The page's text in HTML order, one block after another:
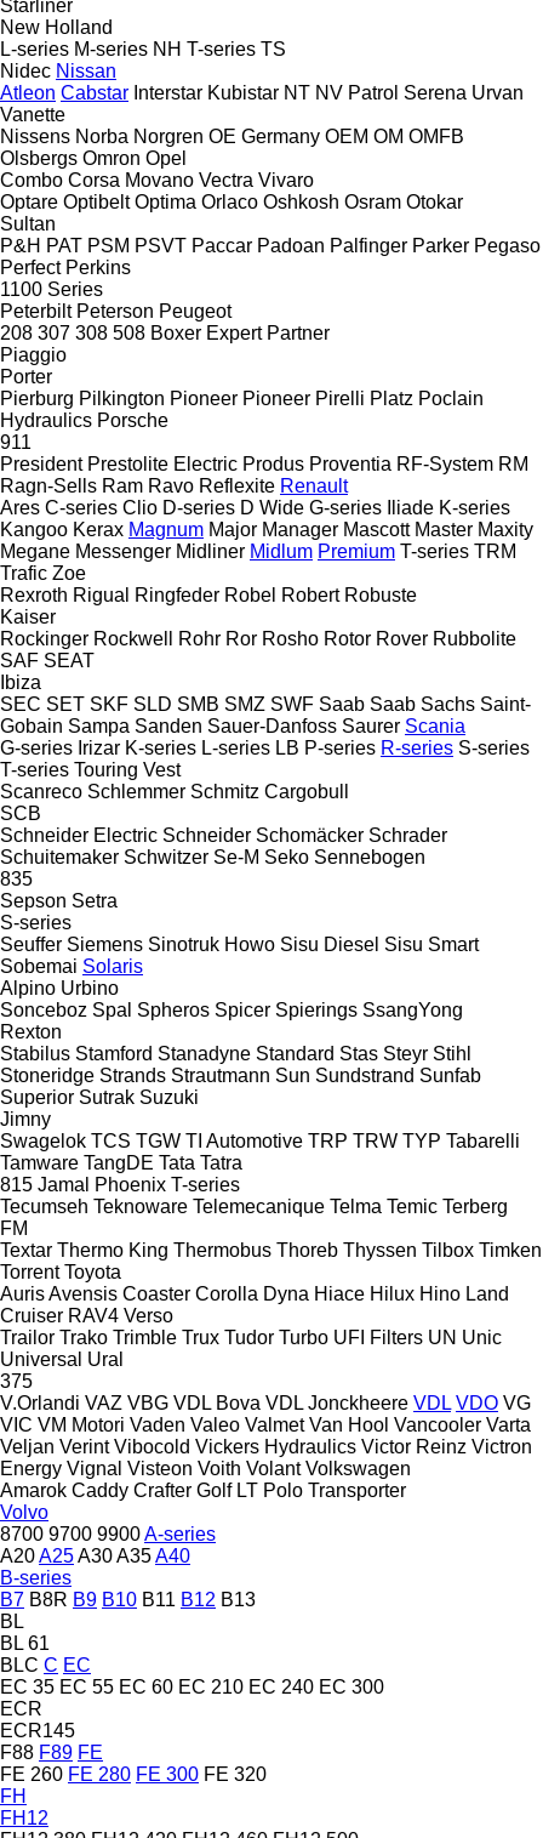
Starliner
New Holland
L-series M-series NH T-series TS
Nidec Nissan
Atleon Cabstar Interstar Kubistar NT NV Patrol Serena Urvan
Vanette
Nissens Norba Norgren OE Germany OEM OM OMFB
Olsbergs Omron Opel
Combo Corsa Movano Vectra Vivaro
Optare Optibelt Optima Orlaco Oshkosh Osram Otokar
Sultan
P&H PAT PSM PSVT Paccar Padoan Palfinger Parker Pegaso
Perfect Perkins
1100 Series
Peterbilt Peterson Peugeot
208 307 308 508 Boxer Expert Partner
Piaggio
Porter
Pierburg Pilkington Pioneer Pioneer Pirelli Platz Poclain
Hydraulics Porsche
911
President Prestolite Electric Produs Proventia RF-System RM
Ragn-Sells Ram Ravo Reflexite Renault
Ares C-series Clio D-series D Wide G-series Iliade K-series
Kangoo Kerax Magnum Major Manager Mascott Master Maxity
Megane Messenger Midliner Midlum Premium T-series TRM
Trafic Zoe
Rexroth Rigual Ringfeder Robel Robert Robuste
Kaiser
Rockinger Rockwell Rohr Ror Rosho Rotor Rover Rubbolite
SAF SEAT
Ibiza
SEC SET SKF SLD SMB SMZ SWF Saab Saab Sachs Saint-
Gobain Sampa Sanden Sauer-Danfoss Saurer Scania
G-series Irizar K-series L-series LB P-series R-series S-series
T-series Touring Vest
Scanreco Schlemmer Schmitz Cargobull
SCB
Schneider Electric Schneider Schomäcker Schrader
Schuitemaker Schwitzer Se-M Seko Sennebogen
835
Sepson Setra
S-series
Seuffer Siemens Sinotruk Howo Sisu Diesel Sisu Smart
Sobemai Solaris
Alpino Urbino
Sonceboz Spal Spheros Spicer Spierings SsangYong
Rexton
Stabilus Stamford Stanadyne Standard Stas Steyr Stihl
Stoneridge Strands Strautmann Sun Sundstrand Sunfab
Superior Sutrak Suzuki
Jimny
Swagelok TCS TGW TI Automotive TRP TRW TYP Tabarelli
Tamware TangDE Tata Tatra
815 Jamal Phoenix T-series
Tecumseh Teknoware Telemecanique Telma Temic Terberg
FM
Textar Thermo King Thermobus Thoreb Thyssen Tilbox Timken
Torrent Toyota
AurisAvensis Coaster Corolla Dyna Hiace Hilux Hino Land
Cruiser RAV4 Verso
Trailor Trako Trimble Trux Tudor Turbo UFI Filters UN Unic
Universal Ural
375
V.Orlandi VAZ VBG VDL Bova VDL Jonckheere VDL VDO VG
VIC VM Motori Vaden Valeo Valmet Van Hool Vancooler Varta
Veljan Verint Vibocold Vickers Hydraulics Victor Reinz Victron
Energy Vignal Visteon Voith Volant Volkswagen
Amarok Caddy Crafter Golf LT Polo Transporter
Volvo
8700 9700 9900A-series
A20A25A30A35A40
B-series
B7 B8R B9 B10 B11 B12 B13
BL
BL 61
BLC C EC
EC 35 EC 55 EC 60 EC 210 EC 240 EC 300
ECR
ECR145
F88 F89 FE
FE 260 FE 280 FE 300 FE 320
FH
FH12